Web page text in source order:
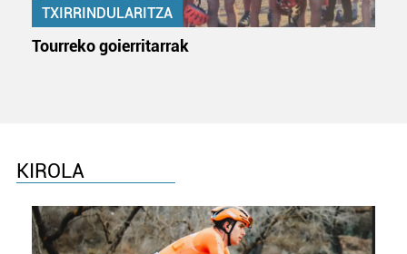
TXIRRINDULARITZA
Tourreko goierritarrak
KIROLA